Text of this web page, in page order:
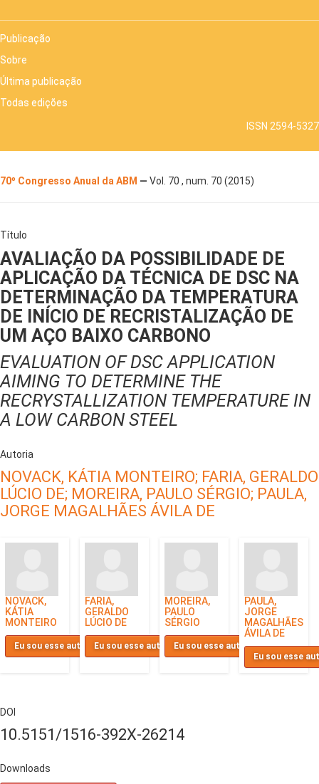
Publicação
Sobre
Última publicação
Todas edições
ISSN 2594-5327
70º Congresso Anual da ABM — Vol. 70 , num. 70 (2015)
Título
AVALIAÇÃO DA POSSIBILIDADE DE
APLICAÇÃO DA TÉCNICA DE DSC NA
DETERMINAÇÃO DA TEMPERATURA
DE INÍCIO DE RECRISTALIZAÇÃO DE
UM AÇO BAIXO CARBONO
EVALUATION OF DSC APPLICATION
AIMING TO DETERMINE THE
RECRYSTALLIZATION TEMPERATURE IN
A LOW CARBON STEEL
Autoria
NOVACK, KÁTIA MONTEIRO; FARIA, GERALDO
LÚCIO DE; MOREIRA, PAULO SÉRGIO; PAULA,
JORGE MAGALHÃES ÁVILA DE
NOVACK,
KÁTIA
MONTEIRO
Eu sou esse autor
FARIA,
GERALDO
LÚCIO DE
Eu sou esse autor
MOREIRA,
PAULO
SÉRGIO
Eu sou esse autor
PAULA,
JORGE
MAGALHÃES
ÁVILA DE
Eu sou esse
DOI
10.5151/1516-392X-26214
Downloads